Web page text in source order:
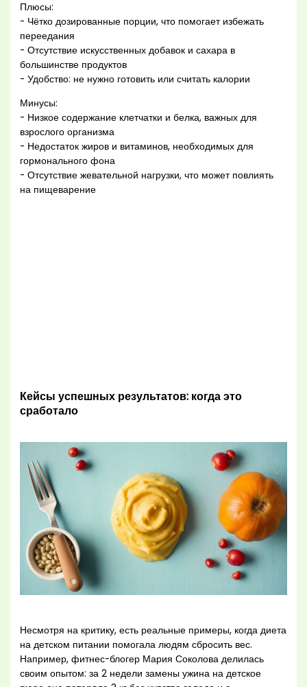
Плюсы:
- Чётко дозированные порции, что помогает избежать
переедания
- Отсутствие искусственных добавок и сахара в
большинстве продуктов
- Удобство: не нужно готовить или считать калории
Минусы:
- Низкое содержание клетчатки и белка, важных для
взрослого организма
- Недостаток жиров и витаминов, необходимых для
гормонального фона
- Отсутствие жевательной нагрузки, что может повлиять
на пищеварение
Кейсы успешных результатов: когда это
сработало
Несмотря на критику, есть реальные примеры, когда диета
на детском питании помогала людям сбросить вес.
Например, фитнес-блогер Мария Соколова делилась
своим опытом: за 2 недели замены ужина на детское